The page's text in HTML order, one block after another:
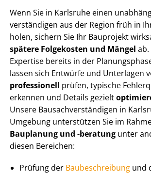
Wenn Sie in Karlsruhe einen
ver­stän­di­gen aus der Region früh in
holen, sichern Sie Ihr Bauprojekt
spätere Folgekosten und Mängel
Expertise bereits in der
lassen sich Entwürfe und Unterlagen
professionell prüfen, typische
erkennen und Details gezielt
Unsere Bau­sach­ver­stän­di­gen in
Umgebung unterstützen Sie im
Bauplanung und -beratung unter
diesen Bereichen:
Prüfung der Baubeschreibung und